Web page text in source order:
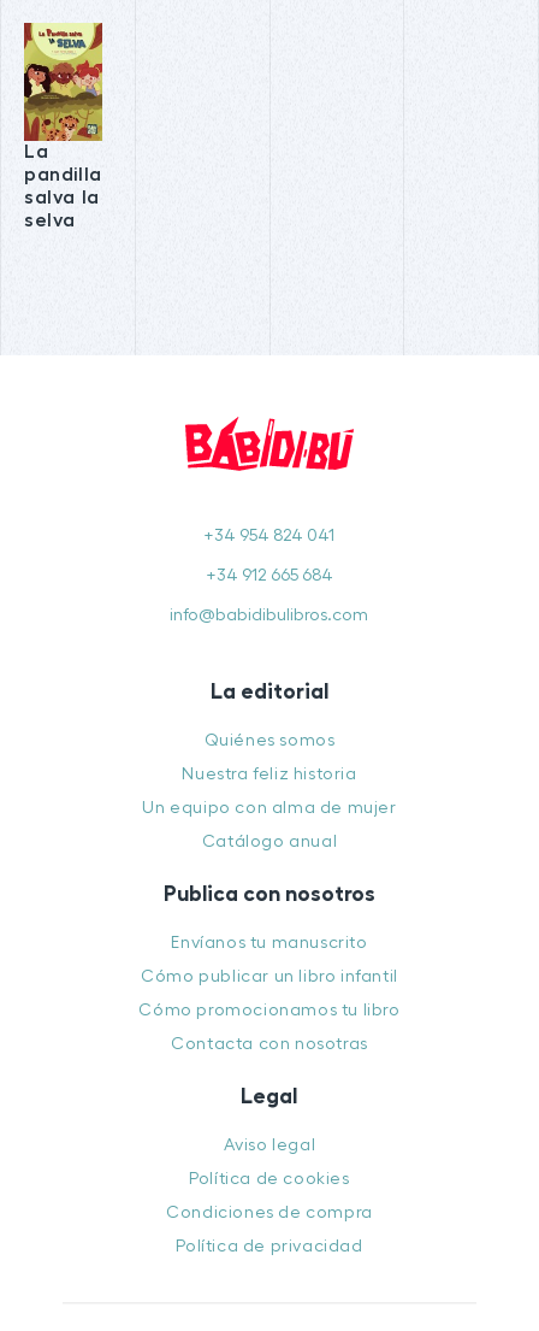
La
pandilla
salva la
selva
+34 954 824 041
+34 912 665 684
info@babidibulibros.com
La editorial
Quiénes somos
Nuestra feliz historia
Un equipo con alma de mujer
Catálogo anual
Publica con nosotros
Envíanos tu manuscrito
Cómo publicar un libro infantil
Cómo promocionamos tu libro
Contacta con nosotras
Legal
Aviso legal
Política de cookies
Condiciones de compra
Política de privacidad